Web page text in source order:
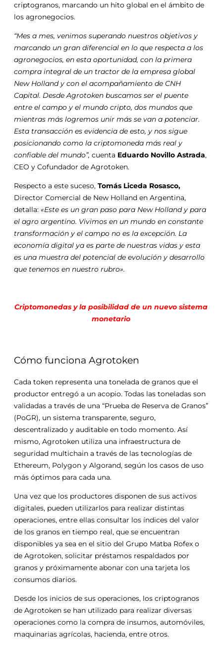
criptogranos, marcando un hito global en el ámbito de
los agronegocios.
“Mes a mes, venimos superando nuestros objetivos y
marcando un gran diferencial en lo que respecta a los
agronegocios, en esta oportunidad, con la primera
compra integral de un tractor de la empresa global
New Holland y con el acompañamiento de CNH
Capital. Desde Agrotoken buscamos ser el puente
entre el campo y el mundo cripto, dos mundos que
mientras más logremos unir más se van a potenciar.
Esta transacción es evidencia de esto, y nos sigue
posicionando como la criptomoneda más real y
confiable del mundo”, cuenta Eduardo Novillo Astrada,
CEO y Cofundador de Agrotoken.
Respecto a este suceso, Tomás Liceda Rosasco,
Director Comercial de New Holland en Argentina,
detalla: «Este es un gran paso para New Holland y para
el agro argentino. Vivimos en un mundo en constante
transformación y el campo no es la excepción. La
economía digital ya es parte de nuestras vidas y esta
es una muestra del potencial de evolución y desarrollo
que tenemos en nuestro rubro».
Criptomonedas y la posibilidad de un nuevo sistema
monetario
Cómo funciona Agrotoken
Cada token representa una tonelada de granos que el
productor entregó a un acopio. Todas las toneladas son
validadas a través de una “Prueba de Reserva de Granos”
(PoGR), un sistema transparente, seguro,
descentralizado y auditable en todo momento. Así
mismo, Agrotoken utiliza una infraestructura de
seguridad multichain a través de las tecnologías de
Ethereum, Polygon y Algorand, según los casos de uso
más óptimos para cada una.
Una vez que los productores disponen de sus activos
digitales, pueden utilizarlos para realizar distintas
operaciones, entre ellas consultar los índices del valor
de los granos en tiempo real, que se encuentran
disponibles ya sea en el sitio del Grupo Matba Rofex o
de Agrotoken, solicitar préstamos respaldados por
granos y próximamente abonar con una tarjeta los
consumos diarios.
Desde los inicios de sus operaciones, los criptogranos
de Agrotoken se han utilizado para realizar diversas
operaciones como la compra de insumos, automóviles,
maquinarias agrícolas, hacienda, entre otros.